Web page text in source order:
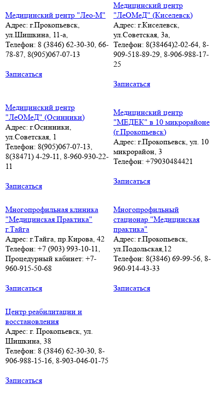
Медицинский центр "Лео-М"
Адрес: г.Прокопьевск,
ул.Шишкина, 11-а,
Телефон: 8 (3846) 62-30-30, 66-
78-87, 8(905)067-07-13
Записаться
Медицинский центр
"ЛеОМеД" (Киселевск)
Адрес: г.Киселевск,
ул.Советская, 3а,
Телефон: 8(38464)2-02-64, 8-
909-518-89-29, 8-906-988-17-
25
Записаться
Медицинский центр
"ЛеОМеД" (Осинники)
Адрес: г.Осинники,
ул.Советская, 1
Телефон: 8(905)067-07-13,
8(38471) 4-29-11, 8-960-930-22-
11
Записаться
Медицинский центр
"МЕДЕК" в 10 микрорайоне
(г.Прокопьевск)
Адрес: г.Прокопьевск, ул. 10
микрорайон, 3
Телефон: +79030484421
Записаться
Многопрофильная клиника
"Медицинская Практика"
г.Тайга
Адрес: г.Тайга, пр.Кирова, 42
Телефон: +7 (903) 993-10-11,
Процедурный кабинет: +7-
960-915-50-68
Записаться
Многопрофильный
стационар "Медицинская
практика"
Адрес: г.Прокопьевск,
ул.Подольская,12
Телефон: 8(3846) 69-99-56, 8-
960-914-43-33
Записаться
Центр реабилитации и
восстановления
Адрес: г. Прокопьевск, ул.
Шишкина, 38
Телефон: 8 (3846) 62-30-30, 8-
906-988-15-16, 8-903-046-01-75
Записаться